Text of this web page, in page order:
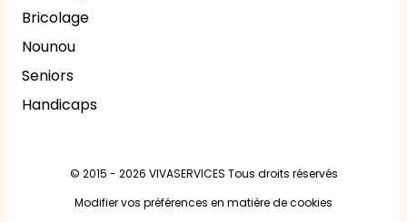
Bricolage
Nounou
Seniors
Handicaps
© 2015 - 2026 VIVASERVICES Tous droits réservés
Modifier vos préférences en matière de cookies